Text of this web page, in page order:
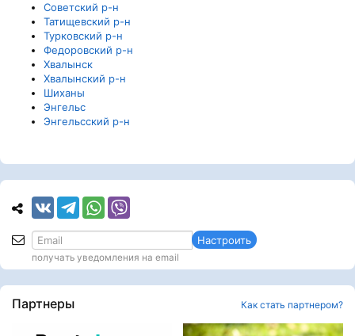
Советский р-н
Татищевский р-н
Турковский р-н
Федоровский р-н
Хвалынск
Хвалынский р-н
Шиханы
Энгельс
Энгельсский р-н
Настроить
получать уведомления на email
Партнеры Как стать партнером?